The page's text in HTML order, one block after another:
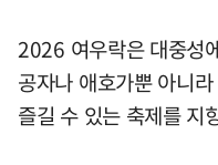
2026 여우락은 대중성
공자나 애호가뿐 아니
즐길 수 있는 축제를 지